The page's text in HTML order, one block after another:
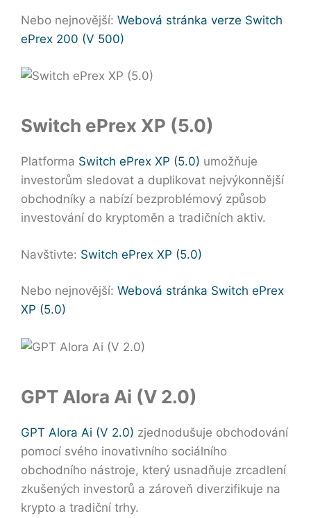
Nebo nejnovější: Webová stránka verze Switch
ePrex 200 (V 500)
Switch ePrex XP (5.0)
Platforma Switch ePrex XP (5.0) umožňuje
investorům sledovat a duplikovat nejvýkonnější
obchodníky a nabízí bezproblémový způsob
investování do kryptoměn a tradičních aktiv.
Navštivte: Switch ePrex XP (5.0)
Nebo nejnovější: Webová stránka Switch ePrex
XP (5.0)
GPT Alora Ai (V 2.0)
GPT Alora Ai (V 2.0) zjednodušuje obchodování
pomocí svého inovativního sociálního
obchodního nástroje, který usnadňuje zrcadlení
zkušených investorů a zároveň diverzifikuje na
krypto a tradiční trhy.